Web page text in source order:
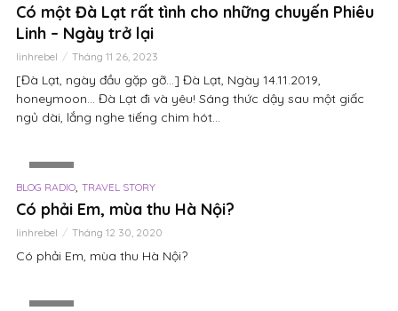
Có một Đà Lạt rất tình cho những chuyến Phiêu
Linh – Ngày trở lại
linhrebel Tháng 11 26, 2023
[Đà Lạt, ngày đầu gặp gỡ…] Đà Lạt, Ngày 14.11.2019,
honeymoon… Đà Lạt đi và yêu! Sáng thức dậy sau một giấc
ngủ dài, lắng nghe tiếng chim hót...
BLOG RADIO, TRAVEL STORY
Có phải Em, mùa thu Hà Nội?
linhrebel Tháng 12 30, 2020
Có phải Em, mùa thu Hà Nội?